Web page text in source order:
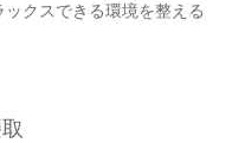
クスできる環境を整える